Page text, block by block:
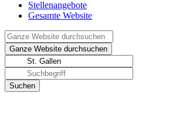
Stellenangebote
Gesamte Website